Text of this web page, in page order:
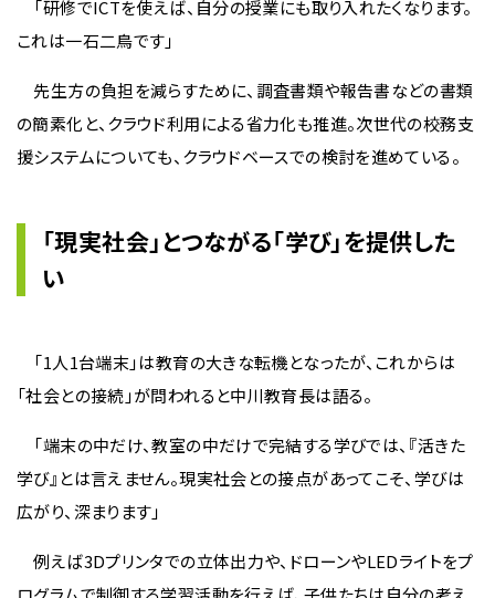
「研修でICTを使えば、自分の授業にも取り入れたくなります。
これは一石二鳥です」
先生方の負担を減らすために、調査書類や報告書などの書類
の簡素化と、クラウド利用による省力化も推進。次世代の校務支
援システムについても、クラウドベースでの検討を進めている。
「現実社会」とつながる「学び」を提供した
い
「1人1台端末」は教育の大きな転機となったが、これからは
「社会との接続」が問われると中川教育長は語る。
「端末の中だけ、教室の中だけで完結する学びでは、『活きた
学び』とは言えません。現実社会との接点があってこそ、学びは
広がり、深まります」
例えば3Dプリンタでの立体出力や、ドローンやLEDライトをプ